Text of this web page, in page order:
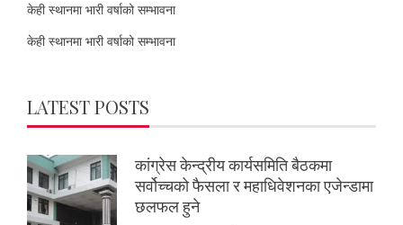
केही स्थानमा भारी वर्षाको सम्भावना
केही स्थानमा भारी वर्षाको सम्भावना
LATEST POSTS
कांग्रेस केन्द्रीय कार्यसमिति बैठकमा
सर्वोच्चको फैसला र महाधिवेशनका एजेन्डामा
छलफल हुने